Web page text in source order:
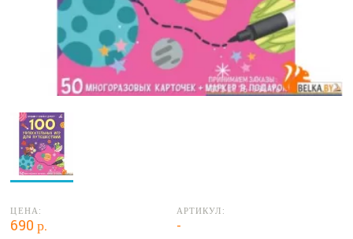
ЦЕНА:
690 р.
АРТИКУЛ:
-